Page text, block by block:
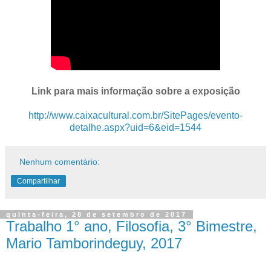
Link para mais informação sobre a exposição
http://www.caixacultural.com.br/SitePages/evento-
detalhe.aspx?uid=6&eid=1544
Nenhum comentário:
Compartilhar
quinta-feira, 28 de setembro de 2017
Trabalho 1° ano, Filosofia, 3° Bimestre,
Mario Tamborindeguy, 2017